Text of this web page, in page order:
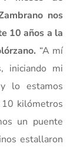
nos
10 años a la
“A mí
iniciando mi
lo estamos
kilómetros
un puente
estallaron